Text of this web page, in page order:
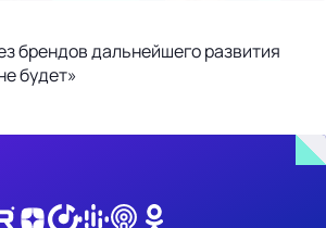
брендов дальнейшего развития
будет»